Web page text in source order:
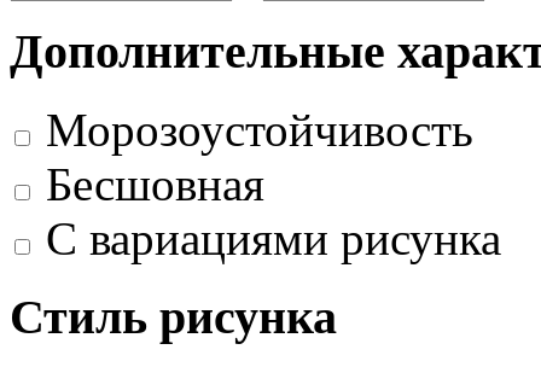
Дополнительные
Морозоустойчивость
Бесшовная
С вариациями рисунка
Стиль рисунка